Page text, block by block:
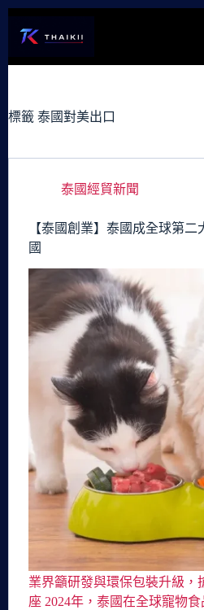
容
標籤 泰國對美出口
泰國經貿新聞
【泰國創業】泰國成全球第二
國
業界籲研發與環保包裝升級，
座 2024年，泰國在全球寵物